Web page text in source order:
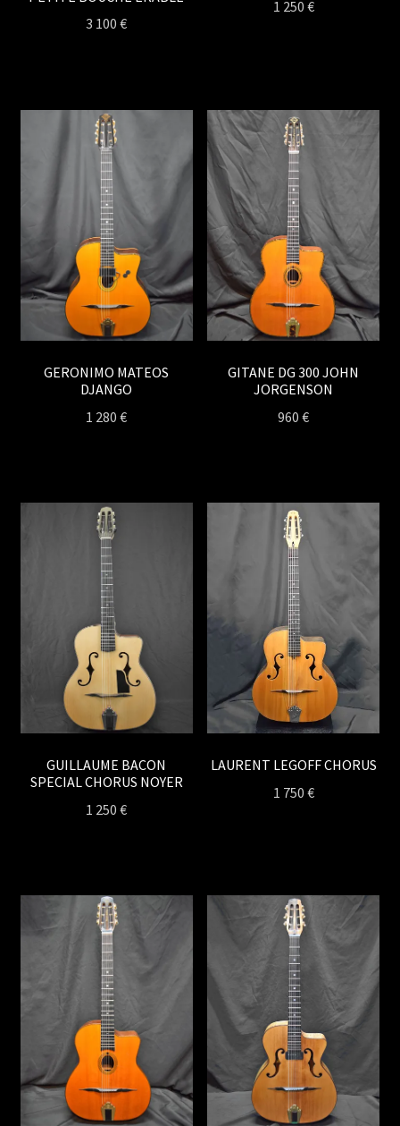
3 100€
1 250 €
GERONIMO MATEOS
DJANGO
1 280€
GITANE DG 300 JOHN
JORGENSON
960€
GUILLAUME BACON
SPECIAL CHORUS NOYER
1 250€
LAURENT LEGOFF CHORUS
1 750 €